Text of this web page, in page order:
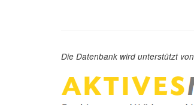
Die Datenbank wird unterstützt von